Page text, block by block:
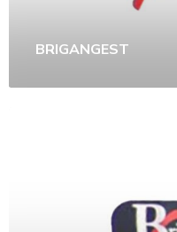
BRIGANGEST